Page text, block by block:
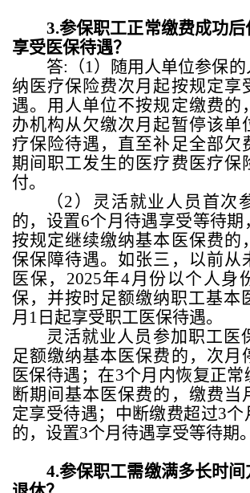
3.参保职工正常缴费成功
享受医保待遇？
答: （1 ）随用人单位参保
纳医疗保险费次月起按规定享
遇。用人单位不按规定缴费的
办机构从欠缴次月起暂停该单
疗保险待遇，直至补足全部欠
期间职工发生的医疗费医疗保
付。
（2 ）灵活就业人员首次
的，设置6个月待遇享受等待期
按规定继续缴纳基本医保费的
保保障待遇。如张三，以前从
医保， 2025年4月份以个人身
保，并按时足额缴纳职工基本
月 1 日起享受职工医保待遇。
灵活就业人员参加职工医
足额缴纳基本医保费的，次月
医保待遇；在3个月内恢复正常
断期间基本医保费的，缴费当
定享受待遇；中断缴费超过3个
的，设置3个月待遇享受等待期。
4.参保职工需缴满多长时